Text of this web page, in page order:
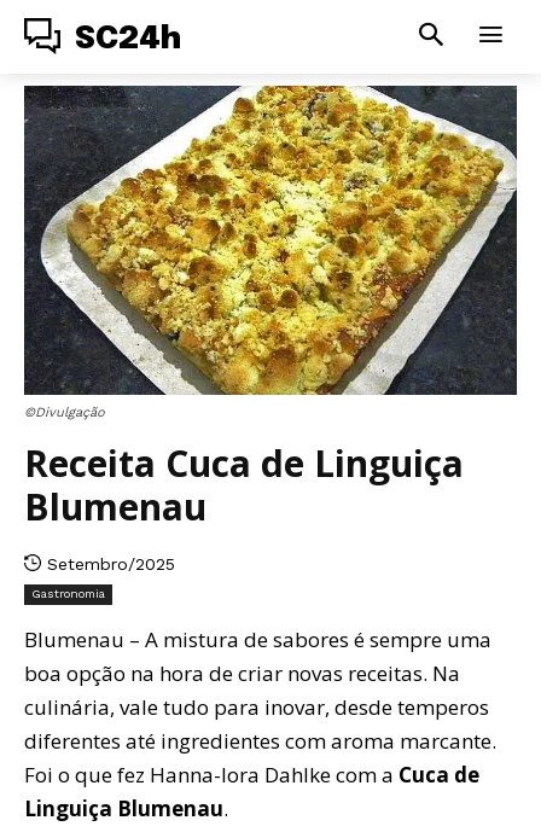
SC24h
©Divulgação
Receita Cuca de Linguiça
Blumenau
Setembro/2025
Gastronomia
Blumenau – A mistura de sabores é sempre uma
boa opção na hora de criar novas receitas. Na
culinária, vale tudo para inovar, desde temperos
diferentes até ingredientes com aroma marcante.
Foi o que fez Hanna-lora Dahlke com a Cuca de
Linguiça Blumenau.